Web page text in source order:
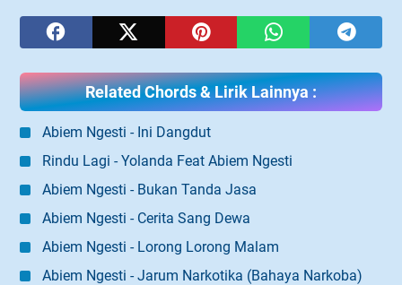
Related Chords & Lirik Lainnya :
Abiem Ngesti - Ini Dangdut
Rindu Lagi - Yolanda Feat Abiem Ngesti
Abiem Ngesti - Bukan Tanda Jasa
Abiem Ngesti - Cerita Sang Dewa
Abiem Ngesti - Lorong Lorong Malam
Abiem Ngesti - Jarum Narkotika (Bahaya Narkoba)